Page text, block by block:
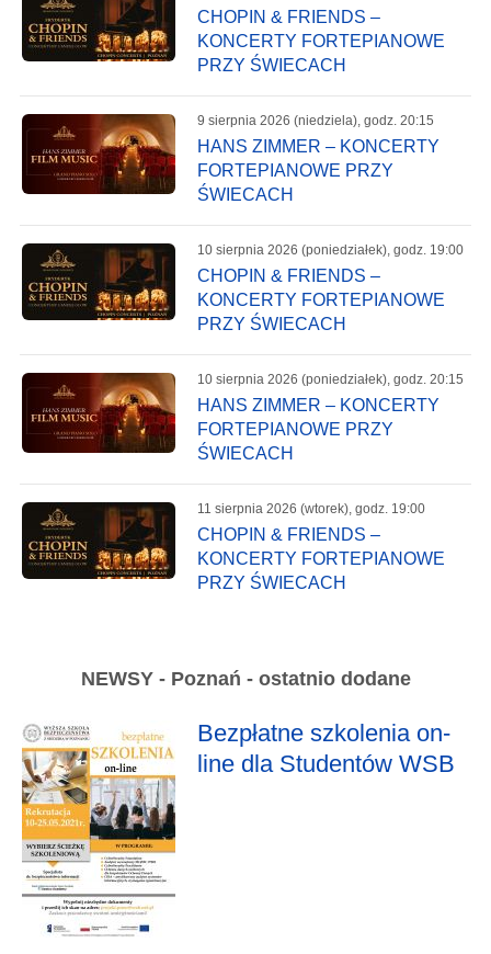
CHOPIN & FRIENDS –
KONCERTY FORTEPIANOWE
PRZY ŚWIECACH
9 sierpnia 2026 (niedziela), godz. 20:15
HANS ZIMMER – KONCERTY
FORTEPIANOWE PRZY
ŚWIECACH
10 sierpnia 2026 (poniedziałek), godz. 19:00
CHOPIN & FRIENDS –
KONCERTY FORTEPIANOWE
PRZY ŚWIECACH
10 sierpnia 2026 (poniedziałek), godz. 20:15
HANS ZIMMER – KONCERTY
FORTEPIANOWE PRZY
ŚWIECACH
11 sierpnia 2026 (wtorek), godz. 19:00
CHOPIN & FRIENDS –
KONCERTY FORTEPIANOWE
PRZY ŚWIECACH
NEWSY - Poznań - ostatnio dodane
Bezpłatne szkolenia on-
line dla Studentów WSB